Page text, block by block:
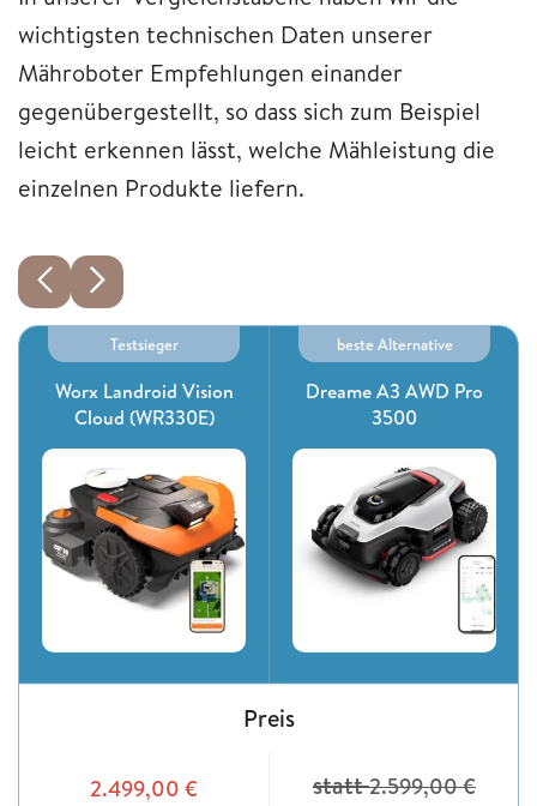
wichtigsten technischen Daten unserer
Mähroboter Empfehlungen einander
gegenübergestellt, so dass sich zum Beispiel
leicht erkennen lässt, welche Mähleistung die
einzelnen Produkte liefern.
Testsieger
Worx Landroid Vision
Cloud (WR330E)
beste Alternative
Dreame A3 AWD Pro
3500
Preis
2.499,00 € statt2.599,00€